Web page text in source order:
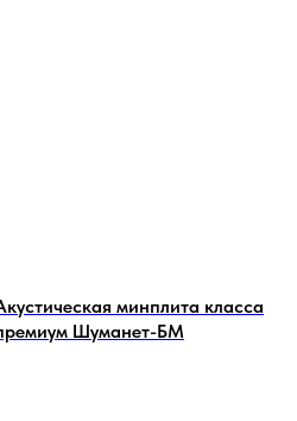
минплита класса
Шуманет-БМ